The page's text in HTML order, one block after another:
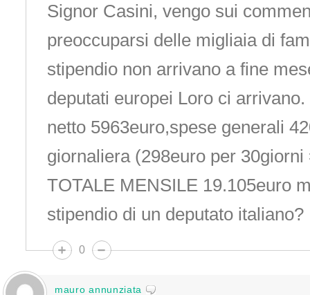
Signor Casini, vengo sui
preoccuparsi delle migliaia di
stipendio non arrivano a fine
deputati europei Loro ci
netto 5963euro,spese generali
giornaliera (298euro per 30giorni
TOTALE MENSILE 19.105euro
stipendio di un deputato italiano?
0
mauro annunziata